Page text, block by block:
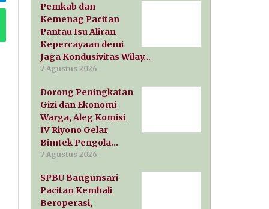
Pemkab dan
Kemenag Pacitan
Pantau Isu Aliran
Kepercayaan demi
Jaga Kondusivitas Wilay…
7 Agustus 2026
Dorong Peningkatan
Gizi dan Ekonomi
Warga, Aleg Komisi
IV Riyono Gelar
Bimtek Pengola…
7 Agustus 2026
SPBU Bangunsari
Pacitan Kembali
Beroperasi,